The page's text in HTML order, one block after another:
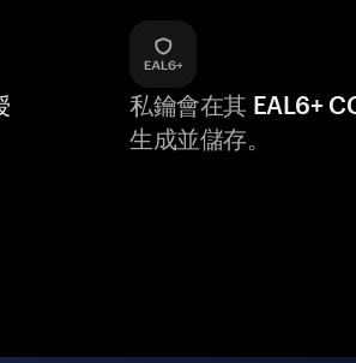
私鑰會在其 EAL6+
生成並儲存。